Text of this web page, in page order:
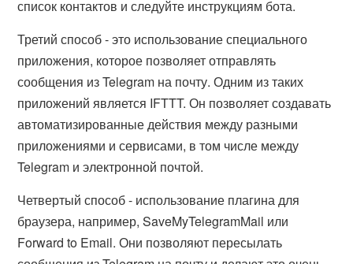
список контактов и следуйте инструкциям бота.
Третий способ - это использование специального
приложения, которое позволяет отправлять
сообщения из Telegram на почту. Одним из таких
приложений является IFTTT. Он позволяет создавать
автоматизированные действия между разными
приложениями и сервисами, в том числе между
Telegram и электронной почтой.
Четвертый способ - использование плагина для
браузера, например, SaveMyTelegramMail или
Forward to Email. Они позволяют пересылать